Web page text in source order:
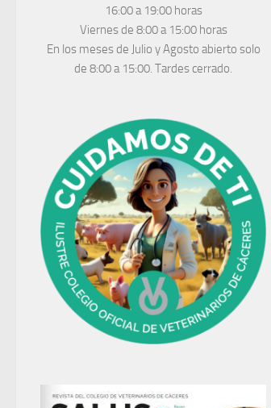
16:00 a 19:00 horas
Viernes de 8:00 a 15:00 horas
En los meses de Julio y Agosto abierto solo
de 8:00 a 15:00. Tardes cerrado.